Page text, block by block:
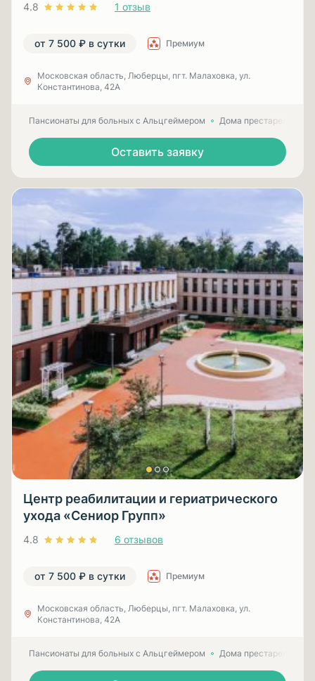
4.8 1 отзыв
от 7 500 ₽ в сутки Премиум
Московская область, Люберцы, пгт. Малаховка, ул.
Константинова, 42А
Пансионаты для больных с Альцгеймером Дома престарелых
Оставить заявку
Центр реабилитации и гериатрического
ухода «Сениор Групп»
4.8 6 отзывов
от 7 500 ₽ в сутки Премиум
Московская область, Люберцы, пгт. Малаховка, ул.
Константинова, 42А
Пансионаты для больных с Альцгеймером Дома престарелых